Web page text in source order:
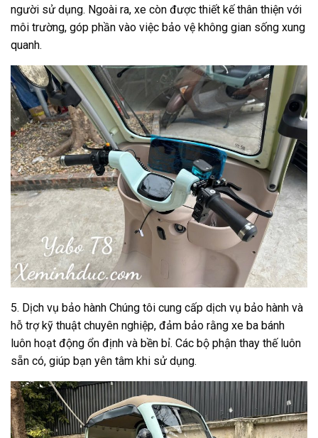
người sử dụng. Ngoài ra, xe còn được thiết kế thân thiện với
môi trường, góp phần vào việc bảo vệ không gian sống xung
quanh.
5. Dịch vụ bảo hành Chúng tôi cung cấp dịch vụ bảo hành và
hỗ trợ kỹ thuật chuyên nghiệp, đảm bảo rằng xe ba bánh
luôn hoạt động ổn định và bền bỉ. Các bộ phận thay thế luôn
sẵn có, giúp bạn yên tâm khi sử dụng.